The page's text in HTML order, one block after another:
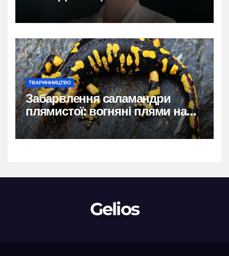
власний голос
ТВАРИННИЦТВО
Забарвлення саламандри
плямистої: вогняні плями на
чорному тлі
Gelios